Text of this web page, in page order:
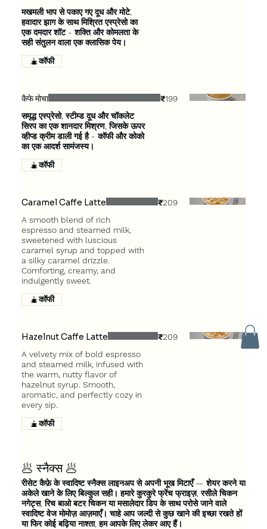
मखमली भाप से पकाए गए दूध और मोटे,
हवादार झाग के साथ मिश्रित एस्प्रेसो का
एक दमदार शॉट - शक्ति और कोमलता के
सही संतुलन वाला एक क्लासिक पेय।
कॉफी
कैफे मोचा
समृद्ध एस्प्रेसो, स्टीम्ड दूध और चॉकलेट
सिरप का एक शानदार मिश्रण, जिसके ऊपर
व्हीप्ड क्रीम डाली गई है - कॉफी और कोको
का एक आदर्श सामंजस्य।
₹199
कॉफी
Caramel Caffe Latte
A smooth blend of rich
espresso and steamed milk,
sweetened with luscious
caramel syrup and topped with
a silky caramel drizzle.
Comforting, creamy, and
indulgently sweet.
₹209
कॉफी
Hazelnut Caffe Latte
A velvety mix of bold espresso
and steamed milk, infused with
the warm, nutty flavor of
hazelnut syrup. Smooth,
aromatic, and perfectly cozy in
every sip.
₹209
कॉफी
🥟 स्नैक्स 🥟
रीसेट कैफ़े के स्वादिष्ट स्नैक्स लाइनअप से अपनी भूख मिटाएँ — शेयर करने या
अकेले खाने के लिए बिल्कुल सही। हमारे कुरकुरे फ्रेंच फ्राइज़, रसीले चिकन
नगेट्स, रिच बाओ बटर चिकन या मसालेदार डिप के साथ परोसे जाने वाले
स्वादिष्ट वेज मोमोज़ आज़माएँ। चाहे आप जल्दी से कुछ खाने की इच्छा रखते हों
या फिर कोई बढ़िया नाश्ता, हम आपके लिए लेकर आए हैं।